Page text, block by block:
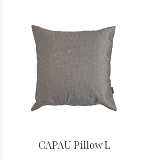
CAPAU Pillow L